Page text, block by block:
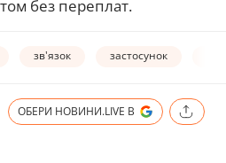
без переплат.
зв'язок застосунок
ОБЕРИ НОВИНИ.LIVE В